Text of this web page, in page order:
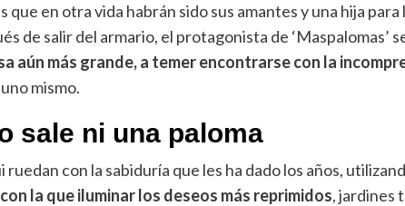
que en otra vida habrán sido sus amantes y una hija
de salir del armario, el protagonista de
aún más grande, a temer encontrarse con la
mismo.
sale ni una paloma
ruedan con la sabiduría que les ha dado los años,
la que iluminar los deseos más reprimidos, jardines